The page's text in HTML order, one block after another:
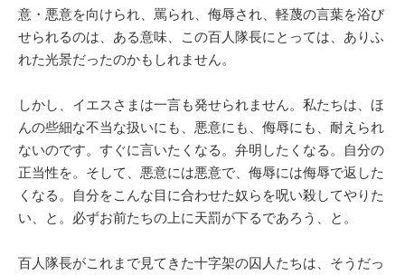
意・悪意を向けられ、罵られ、侮辱され、軽蔑の言葉を浴び
せられるのは、ある意味、この百人隊長にとっては、ありふ
れた光景だったのかもしれません。
しかし、イエスさまは一言も発せられません。私たちは、ほ
んの些細な不当な扱いにも、悪意にも、侮辱にも、耐えられ
ないのです。すぐに言いたくなる。弁明したくなる。自分の
正当性を。そして、悪意には悪意で、侮辱には侮辱で返した
くなる。自分をこんな目に合わせた奴らを呪い殺してやりた
い、と。必ずお前たちの上に天罰が下るであろう、と。
百人隊長がこれまで見てきた十字架の囚人たちは、そうだっ